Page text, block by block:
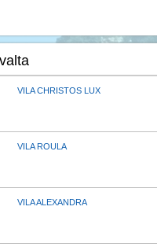
VILA CHRISTOS LUX
VILA ROULA
VILA ALEXANDRA